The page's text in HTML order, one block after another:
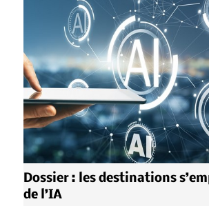
Dossier : les destinations
de l’IA